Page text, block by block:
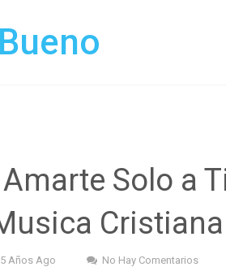
Solo a
Cristiana
Años Ago No Hay Comentarios